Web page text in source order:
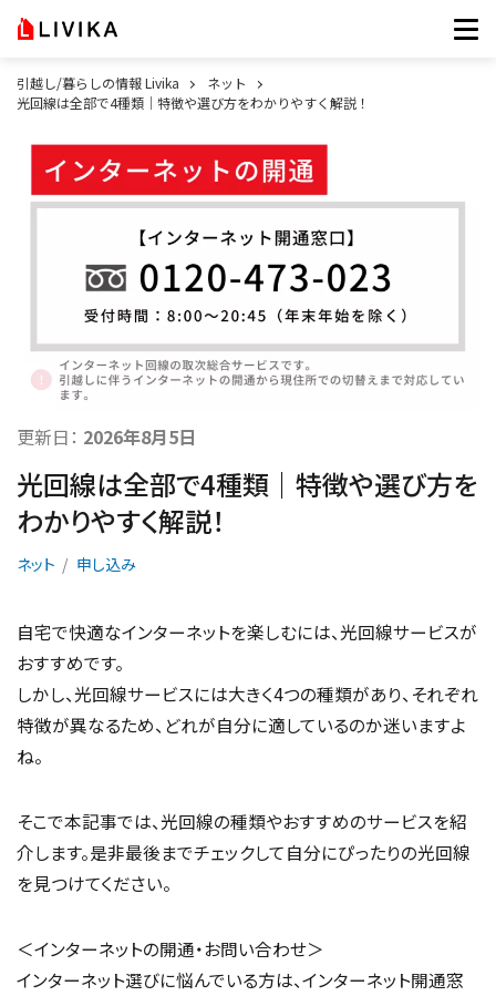
引越し/暮らしの情報 Livika
ネット
光回線は全部で4種類｜特徴や選び方をわかりやすく解説！
更新日： 2026年8月5日
光回線は全部で4種類｜特徴や選び方を
わかりやすく解説！
ネット 申し込み
自宅で快適なインターネットを楽しむには、光回線サービスが
おすすめです。
しかし、光回線サービスには大きく4つの種類があり、それぞれ
特徴が異なるため、どれが自分に適しているのか迷いますよ
ね。
そこで本記事では、光回線の種類やおすすめのサービスを紹
介します。是非最後までチェックして自分にぴったりの光回線
を見つけてください。
＜インターネットの開通・お問い合わせ＞
インターネット選びに悩んでいる方は、インターネット開通窓